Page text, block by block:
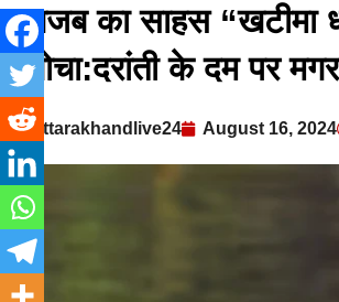
“गजब का साहस “खटीमा
दबोचा:दरांती के दम पर
uttarakhandlive24 August 16, 2024